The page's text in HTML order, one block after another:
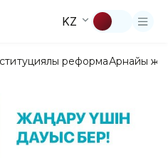
KZ
реформаАрнайы